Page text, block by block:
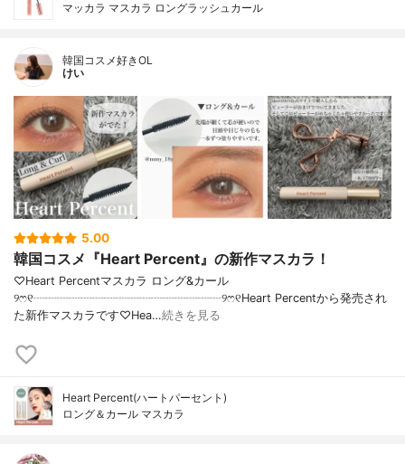
マッカラ マスカラ ロングラッシュカール
韓国コスメ好きOL
けい
5.00
韓国コスメ『Heart Percent』の新作マスカラ！
♡Heart Percentマスカラ ロング&カール
୨ෆ୧┈┈┈┈┈┈┈┈┈┈┈┈┈┈┈┈୨ෆ୧Heart Percentから発売され
た新作マスカラです♡Hea…続きを見る
Heart Percent(ハートパーセント)
ロング＆カール マスカラ